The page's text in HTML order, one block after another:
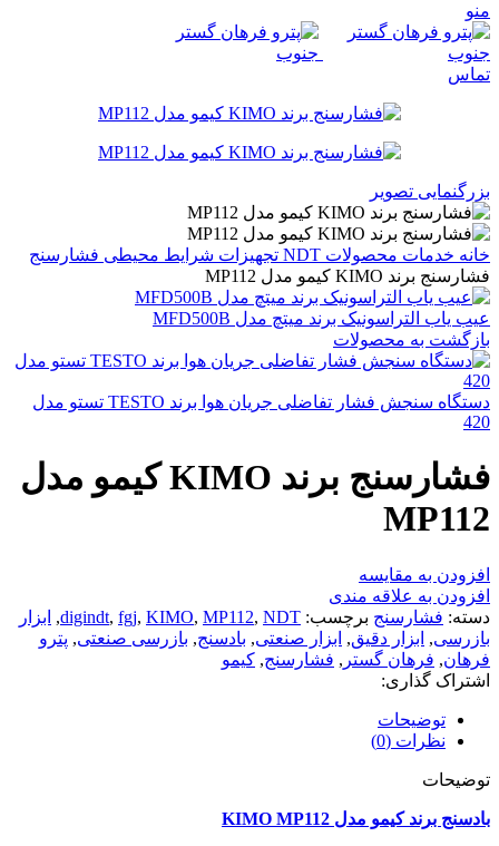
منو
تماس
بزرگنمایی تصویر
خانه خدمات محصولات NDT تجهیزات شرایط محیطی فشارسنج
فشارسنج برند KIMO کیمو مدل MP112
عیب یاب التراسونیک برند میتچ مدل MFD500B
بازگشت به محصولات
دستگاه سنجش فشار تفاضلی جریان هوا برند TESTO تستو مدل
420
فشارسنج برند KIMO کیمو مدل
MP112
افزودن به مقایسه
افزودن به علاقه مندی
دسته: فشارسنج برچسب: digindt, fgj, KIMO, MP112, NDT
, ابزار
بازرسی, ابزار دقیق, ابزار صنعتی, بادسنج, بازرسی صنعتی, پترو
فرهان, فرهان گستر , فشارسنج, کیمو
اشتراک گذاری:
توضیحات
نظرات (0)
توضیحات
بادسنج برند کیمو مدل KIMO MP112